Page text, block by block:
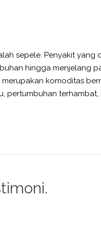
sepele. Penyakit yang
hingga menjelang
komoditas
pertumbuhan terhambat,